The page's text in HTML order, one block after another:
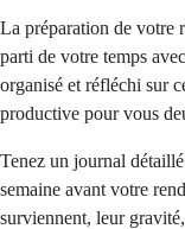
La préparation de votre
parti de votre temps
organisé et réfléchi sur
productive pour vous
Tenez un journal
semaine avant votre
surviennent, leur